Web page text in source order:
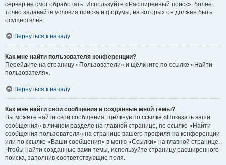
сервер не смог обработать. Используйте «Расширенный поиск», более
точно задавайте условия поиска и форумы, на которых он должен быть
осуществлён.
Вернуться к началу
Как мне найти пользователя конференции?
Перейдите на страницу «Пользователи» и щёлкните по ссылке «Найти
пользователя».
Вернуться к началу
Как мне найти свои сообщения и созданные мной темы?
Вы можете найти свои сообщения, щёлкнув по ссылке «Показать ваши
сообщения» в личном разделе на главной странице, по ссылке «Найти
сообщения пользователя» на странице вашего профиля на конференции
или по ссылке «Ваши сообщения» в меню «Ссылки» на главной странице.
Чтобы найти созданные вами темы, используйте страницу расширенного
поиска, заполнив соответствующие поля.